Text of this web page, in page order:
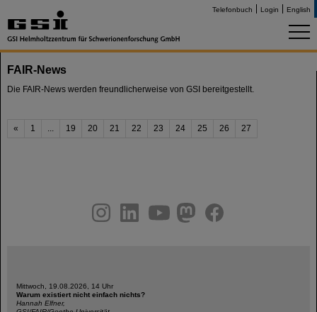
Telefonbuch Login English
FAIR-News
Die FAIR-News werden freundlicherweise von GSI bereitgestellt.
« 1 ... 19 20 21 22 23 24 25 26 27
youtubehelmholtz.socialfacebook
Mittwoch, 19.08.2026, 14 Uhr
Warum existiert nicht einfach nichts?
Hannah Elfner,